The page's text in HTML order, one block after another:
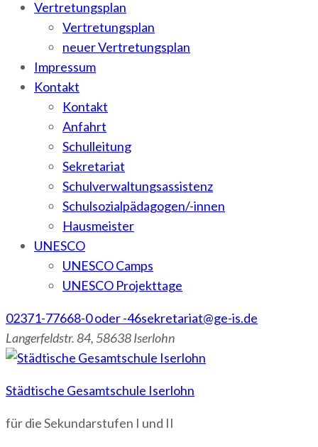
Vertretungsplan
Vertretungsplan
neuer Vertretungsplan
Impressum
Kontakt
Kontakt
Anfahrt
Schulleitung
Sekretariat
Schulverwaltungsassistenz
Schulsozialpädagogen/-innen
Hausmeister
UNESCO
UNESCO Camps
UNESCO Projekttage
02371-77668-0 oder -46sekretariat@ge-is.de
Langerfeldstr. 84, 58638 Iserlohn
Städtische Gesamtschule Iserlohn
für die Sekundarstufen I und II